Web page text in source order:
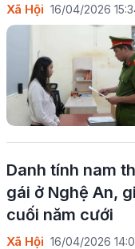
Xã Hội 16/04/2026
Danh tính nam
gái ở Nghệ An,
cuối năm cưới
Xã Hội 16/04/2026